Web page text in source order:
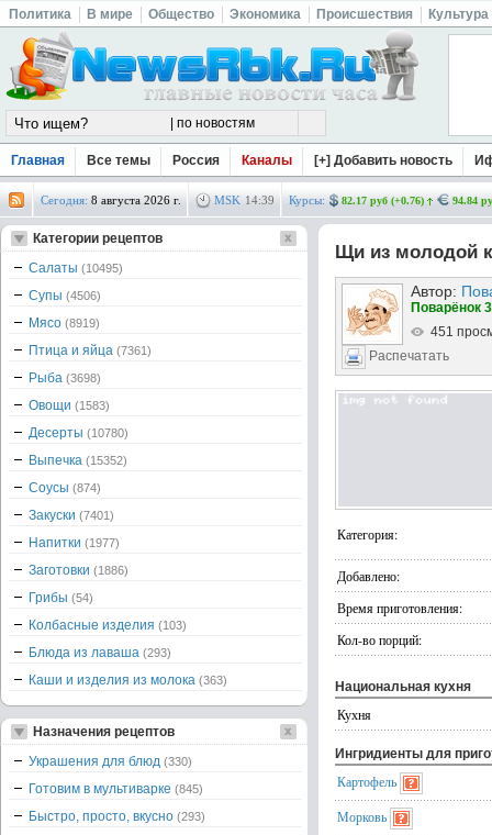
Политика В мире Общество Экономика Происшествия Культура
Главная Все темы Россия Каналы [+] Добавить новость
Сегодня: 8 августа 2026 г. MSK 14:39 Курсы: 82.17 руб (+0.76) 94.84
Щи из молодой
Автор:
Поварёнок
451
Распечатать
Категория:
Добавлено:
Время приготовления:
Кол-во порций:
Национальная кухня
Кухня
Ингридиенты для
Картофель
Морковь
Категории рецептов
Салаты (10495)
Супы (4506)
Мясо (8919)
Птица и яйца (7361)
Рыба (3698)
Овощи (1583)
Десерты (10780)
Выпечка (15352)
Соусы (874)
Закуски (7401)
Напитки (1977)
Заготовки (1886)
Грибы (54)
Колбасные изделия (103)
Блюда из лаваша (293)
Каши и изделия из молока (363)
Назначения рецептов
Украшения для блюд (330)
Готовим в мультиварке (845)
Быстро, просто, вкусно (293)